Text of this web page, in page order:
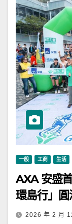
一般 工商 生活
AXA 安盛
環島行」圓
2026 年 2 月